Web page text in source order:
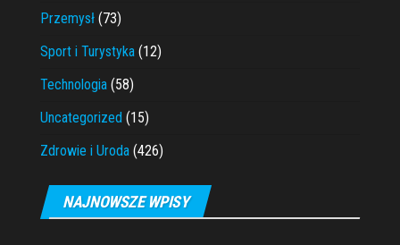
Przemysł (73)
Sport i Turystyka (12)
Technologia (58)
Uncategorized (15)
Zdrowie i Uroda (426)
NAJNOWSZE WPISY